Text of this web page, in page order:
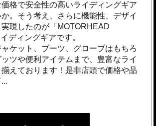
格で安全性の高いライディングギア
。そう考え、さらに機能性、デザイ
現したのが「MOTORHEAD
ディングギアです。
ケット、ブーツ、グローブはもちろ
ツや便利アイテムまで、豊富なライ
えております！是非店頭で価格や品